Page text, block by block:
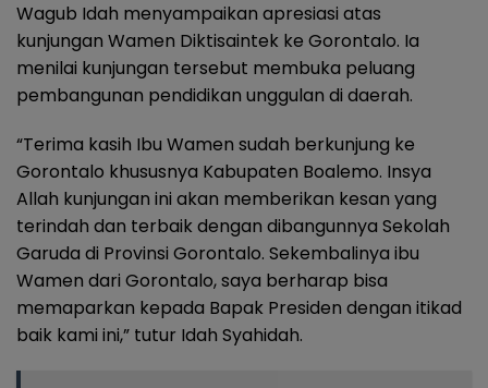
Wagub Idah menyampaikan apresiasi atas
kunjungan Wamen Diktisaintek ke Gorontalo. Ia
menilai kunjungan tersebut membuka peluang
pembangunan pendidikan unggulan di daerah.
“Terima kasih Ibu Wamen sudah berkunjung ke
Gorontalo khususnya Kabupaten Boalemo. Insya
Allah kunjungan ini akan memberikan kesan yang
terindah dan terbaik dengan dibangunnya Sekolah
Garuda di Provinsi Gorontalo. Sekembalinya ibu
Wamen dari Gorontalo, saya berharap bisa
memaparkan kepada Bapak Presiden dengan itikad
baik kami ini,” tutur Idah Syahidah.